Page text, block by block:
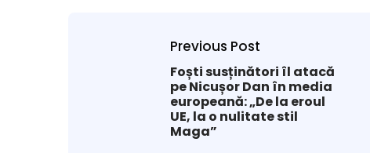
Previous Post
Foști susținători îl atacă
pe Nicușor Dan în media
europeană: „De la eroul
UE, la o nulitate stil
Maga”